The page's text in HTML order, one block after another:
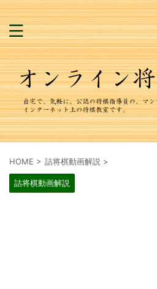
HOME > 詰将棋動画解説 >
詰将棋動画解説